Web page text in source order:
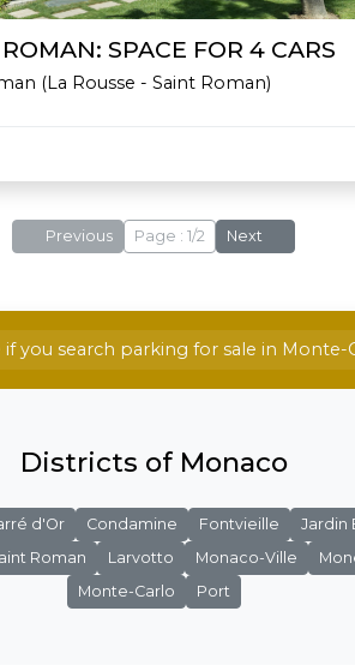
SPACE FOR 4 CARS
(La Rousse - Saint Roman)
Previous Page : 1/2 Next
if you search parking for sale in Monte-
Districts of Monaco
d'Or Condamine Fontvieille
Jardin
Roman
Larvotto Monaco-Ville
Monte-Carlo
Port